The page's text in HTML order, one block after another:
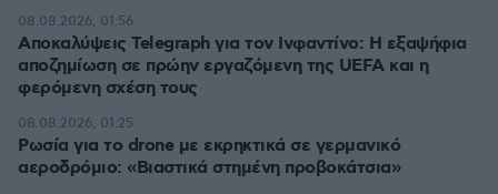
Αποκαλύψεις Telegraph για τον Ινφαντίνο: Η εξαψήφια
αποζημίωση σε πρώην εργαζόμενη της UEFA και η
φερόμενη σχέση τους
08.08.2026, 01:56
Ρωσία για το drone με εκρηκτικά σε γερμανικό
αεροδρόμιο: «Βιαστικά στημένη προβοκάτσια»
08.08.2026, 01:25